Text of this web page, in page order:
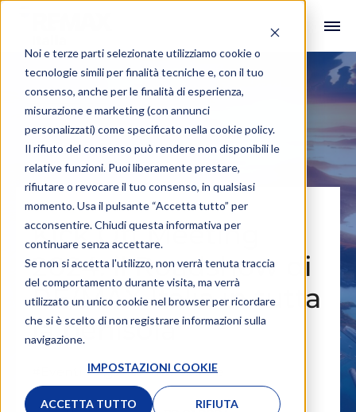
Noi e terze parti selezionate utilizziamo cookie o
tecnologie simili per finalità tecniche e, con il tuo
consenso, anche per le finalità di esperienza,
misurazione e marketing (con annunci
personalizzati) come specificato nella cookie policy.
Il rifiuto del consenso può rendere non disponibili le
relative funzioni. Puoi liberamente prestare,
rifiutare o revocare il tuo consenso, in qualsiasi
momento. Usa il pulsante “Accetta tutto” per
acconsentire. Chiudi questa informativa per
continuare senza accettare.
Se non si accetta l'utilizzo, non verrà tenuta traccia
del comportamento durante visita, ma verrà
utilizzato un unico cookie nel browser per ricordare
che si è scelto di non registrare informazioni sulla
navigazione.
IMPOSTAZIONI COOKIE
ACCETTA TUTTO RIFIUTA
Kick Off Meeting
2024: il Roadshow di
RE/MAX Italia in tutta
la penisola
#Agente Immobiliare